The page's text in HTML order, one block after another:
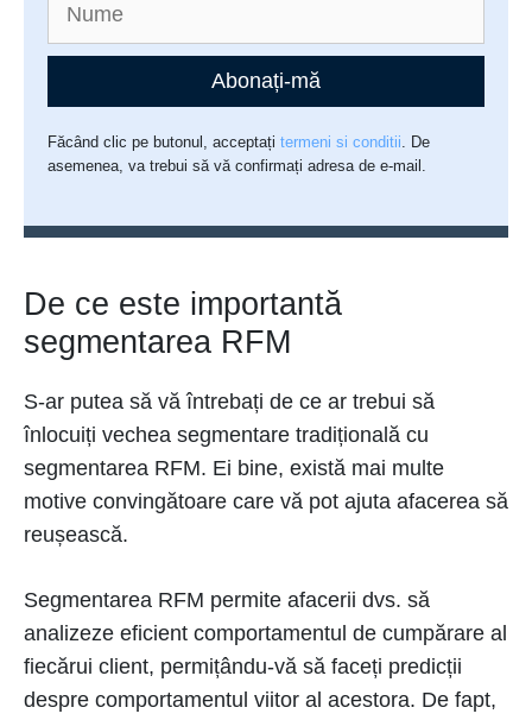
Abonați-mă
Făcând clic pe butonul, acceptațitermeni si conditii. De
asemenea, va trebui să vă confirmați adresa de e-mail.
De ce este importantă
segmentarea RFM
S-ar putea să vă întrebați de ce ar trebui să
înlocuiți vechea segmentare tradițională cu
segmentarea RFM. Ei bine, există mai multe
motive convingătoare care vă pot ajuta afacerea să
reușească.
Segmentarea RFM permite afacerii dvs. să
analizeze eficient comportamentul de cumpărare al
fiecărui client, permițându-vă să faceți predicții
despre comportamentul viitor al acestora. De fapt,